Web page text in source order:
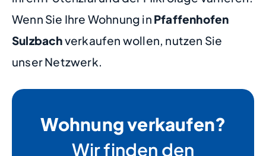
Wenn Sie Ihre Wohnung in Pfaffenhofen
Sulzbachverkaufen wollen, nutzen Sie
unser Netzwerk.
Wohnung verkaufen?
Wir finden den